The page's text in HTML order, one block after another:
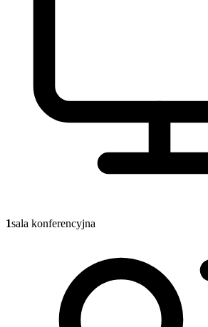
1sala konferencyjna